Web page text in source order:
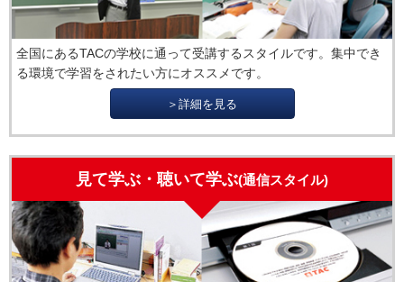
全国にあるTACの学校に通って受講するスタイルです。集中でき
る環境で学習をされたい方にオススメです。
＞詳細を見る
見て学ぶ・聴いて学ぶ(通信スタイル)